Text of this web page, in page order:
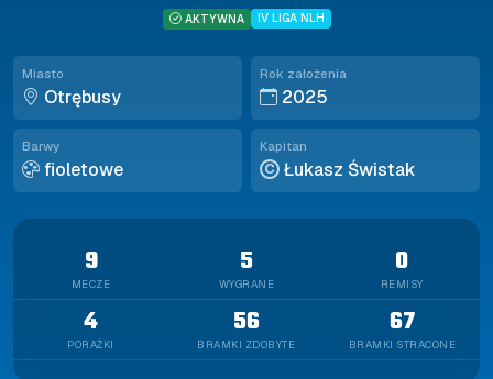
AKTYWNA IV LIGA NLH
Miasto
Otrębusy
Rok założenia
2025
Barwy
fioletowe
Kapitan
C Łukasz Świstak
9
MECZE
5
WYGRANE
0
REMISY
4
PORAŻKI
56
BRAMKI ZDOBYTE
67
BRAMKI STRACONE